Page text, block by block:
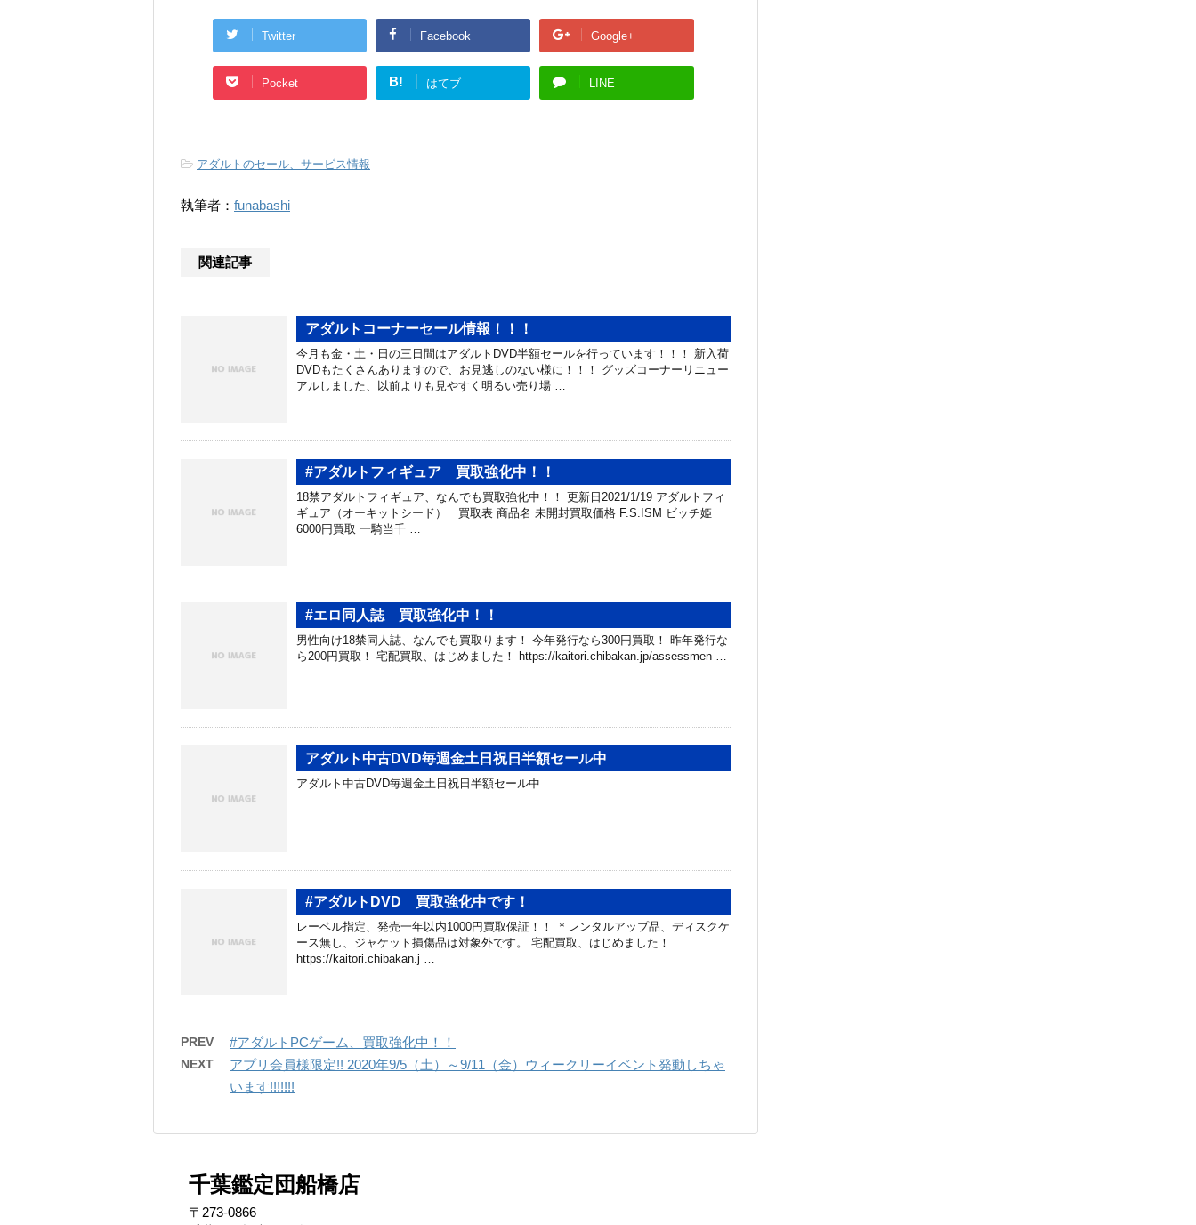
Twitter Facebook Google+
Pocket B! はてブ LINE
-アダルトのセール、サービス情報
執筆者： funabashi
関連記事
アダルトコーナーセール情報！！！
今月も金・土・日の三日間はアダルトDVD半額セールを行っています！！！ 新入荷
DVDもたくさんありますので、お見逃しのない様に！！！ グッズコーナーリニュー
アルしました、以前よりも見やすく明るい売り場 …
#アダルトフィギュア 買取強化中！！
18禁アダルトフィギュア、なんでも買取強化中！！ 更新日2021/1/19 アダルトフィ
ギュア（オーキットシード） 買取表 商品名 未開封買取価格 F.S.ISM ビッチ姫
6000円買取 一騎当千 …
#エロ同人誌 買取強化中！！
男性向け18禁同人誌、なんでも買取ります！ 今年発行なら300円買取！ 昨年発行な
ら200円買取！ 宅配買取、はじめました！ https://kaitori.chibakan.jp/assessmen …
アダルト中古DVD毎週金土日祝日半額セール中
アダルト中古DVD毎週金土日祝日半額セール中
#アダルトDVD 買取強化中です！
レーベル指定、発売一年以内1000円買取保証！！ ＊レンタルアップ品、ディスクケ
ース無し、ジャケット損傷品は対象外です。 宅配買取、はじめました！
https://kaitori.chibakan.j …
PREV #アダルトPCゲーム、買取強化中！！
NEXT
アプリ会員様限定!! 2020年9/5（土）～9/11（金）ウィークリーイベント発動しちゃ
います!!!!!!!
千葉鑑定団船橋店
〒273-0866